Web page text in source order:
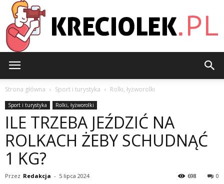
Strona główna Sport i turystyka Rolki, łyżworolki
Sport i turystyka Rolki, łyżworolki
ILE TRZEBA JEŹDZIĆ NA
ROLKACH ŻEBY SCHUDNĄĆ
1 KG?
Przez Redakcja - 5 lipca 2024 0
698